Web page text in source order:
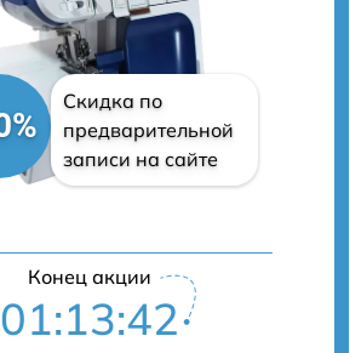
Скидка по
предварительной
записи на сайте
Конец акции
01:13:41